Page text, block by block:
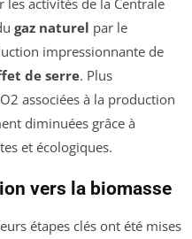
gaz naturel par le
impressionnante de
de serre. Plus
associées à la production
diminuées grâce à
et écologiques.
vers la biomasse
étapes clés ont été mises